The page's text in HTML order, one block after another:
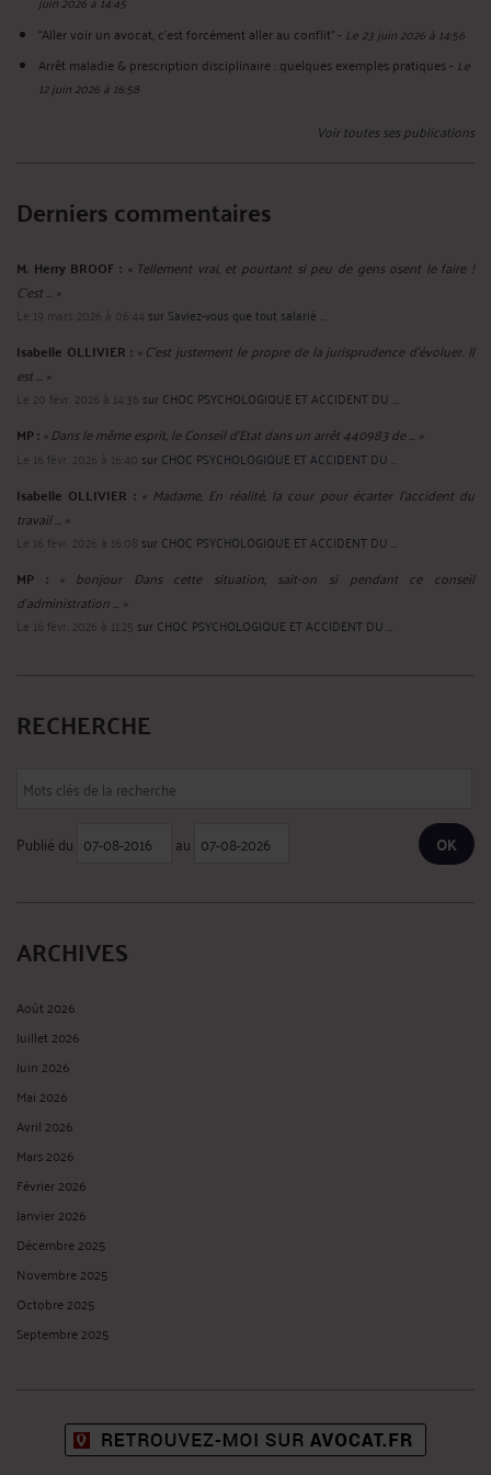
“Aller voir un avocat, c’est forcément aller au conflit”- Le 23 juin 2026 à 14:56
Arrêt maladie & prescription disciplinaire : quelques exemples pratiques- Le
12 juin 2026 à 16:58
Voir toutes ses publications
Derniers commentaires
M. Herry BROOF : « Tellement vrai, et pourtant si peu de gens osent le faire !
C’est ... »
Le 19 mars 2026 à 06:44 sur Saviez-vous que tout salarié ...
Isabelle OLLIVIER : « C’est justement le propre de la jurisprudence d’évoluer. Il
est ... »
Le 20 févr. 2026 à 14:36 sur CHOC PSYCHOLOGIQUE ET ACCIDENT DU ...
MP :« Dans le même esprit, le Conseil d'Etat dans un arrêt 440983 de ... »
Le 16 févr. 2026 à 16:40 sur CHOC PSYCHOLOGIQUE ET ACCIDENT DU ...
Isabelle OLLIVIER : « Madame, En réalité, la cour pour écarter l’accident du
travail ... »
Le 16 févr. 2026 à 16:08 sur CHOC PSYCHOLOGIQUE ET ACCIDENT DU ...
MP : « bonjour Dans cette situation, sait-on si pendant ce conseil
d'administration ... »
Le 16 févr. 2026 à 11:25 sur CHOC PSYCHOLOGIQUE ET ACCIDENT DU ...
RECHERCHE
Publié du au
ARCHIVES
Août 2026
Juillet 2026
Juin 2026
Mai 2026
Avril 2026
Mars 2026
Février 2026
Janvier 2026
Décembre 2025
Novembre 2025
Octobre 2025
Septembre 2025